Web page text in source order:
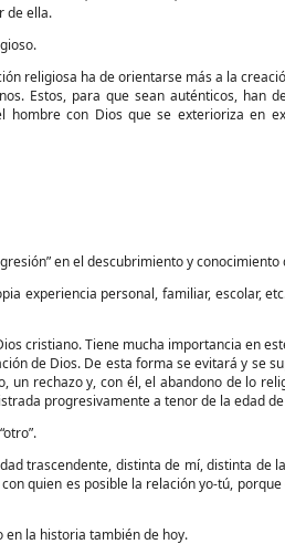
de ella.
ha de orientarse más a la
Estos, para que sean auténticos, han
hombre con Dios que se exterioriza en
en el descubrimiento y conocimiento
personal, familiar, escolar,
Tiene mucha importancia en
de Dios. De esta forma se evitará y se
rechazo y, con él, el abandono de lo
progresivamente a tenor de la edad
trascendente, distinta de mí, distinta de
quien es posible la relación yo-tú, porque
en la historia también de hoy.